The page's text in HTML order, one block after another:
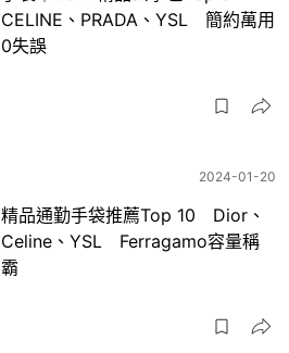
CELINE、PRADA、YSL 簡約萬用
0失誤
2024-01-20
精品通勤手袋推薦Top 10 Dior、
Celine、YSL Ferragamo容量稱
霸